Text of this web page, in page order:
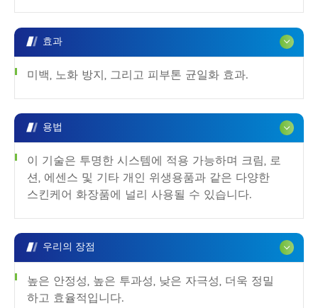
효과
미백, 노화 방지, 그리고 피부톤 균일화 효과.
용법
이 기술은 투명한 시스템에 적용 가능하며 크림, 로
션, 에센스 및 기타 개인 위생용품과 같은 다양한
스킨케어 화장품에 널리 사용될 수 있습니다.
우리의 장점
높은 안정성, 높은 투과성, 낮은 자극성, 더욱 정밀
하고 효율적입니다.